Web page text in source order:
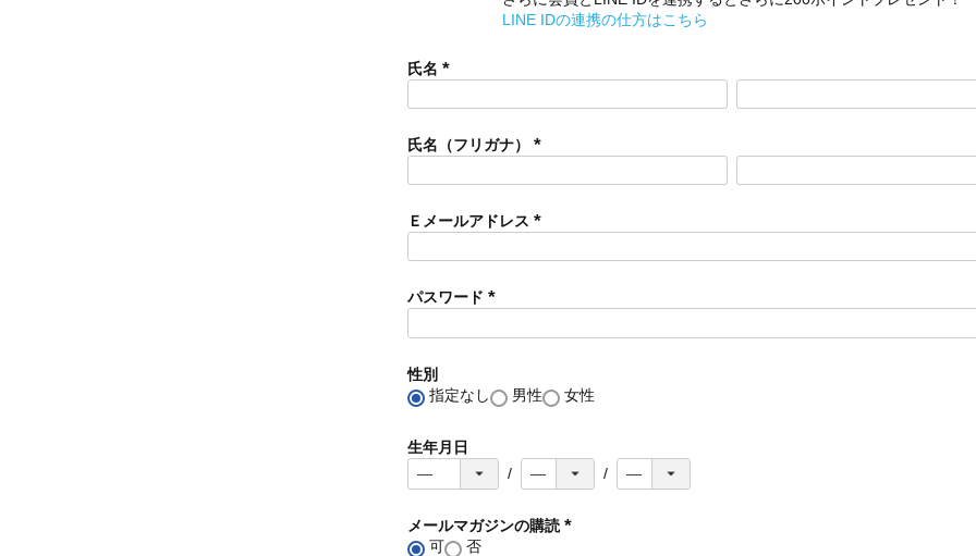
LINE IDの連携の仕方はこちら
氏名
必
)
氏名（フリガナ）
必
)
Ｅメールアドレス
必
)
パスワード
必
性別
指定なし
男性 女性
生年月日
メールマガジンの購読
可
否